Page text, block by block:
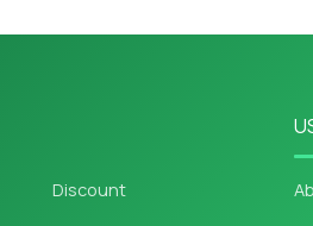
Discount